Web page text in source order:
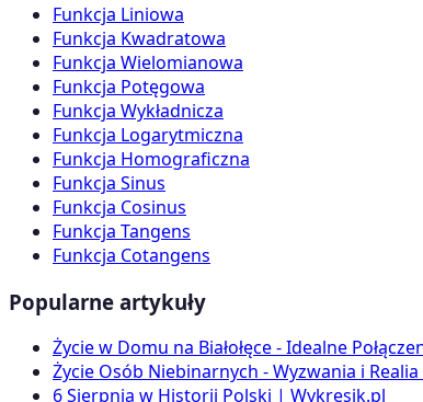
Funkcja Liniowa
Funkcja Kwadratowa
Funkcja Wielomianowa
Funkcja Potęgowa
Funkcja Wykładnicza
Funkcja Logarytmiczna
Funkcja Homograficzna
Funkcja Sinus
Funkcja Cosinus
Funkcja Tangens
Funkcja Cotangens
Popularne artykuły
Życie w Domu na Białołęce - Idealne
Życie Osób Niebinarnych - Wyzwania i
6 Sierpnia w Historii Polski | Wykresik.pl